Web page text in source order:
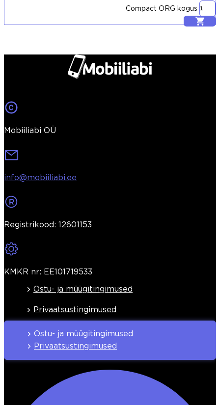
Compact ORG kogus
Lisa korvi
Mobiiliabi OÜ
info@mobiiliabi.ee
Registrikood: 12601153
KMKR nr: EE101719533
Ostu- ja müügitingimused
Privaatsustingimused
Ostu- ja müügitingimused
Privaatsustingimused